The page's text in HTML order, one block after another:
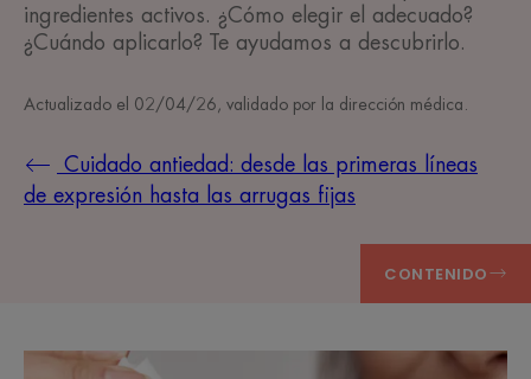
ingredientes activos. ¿Cómo elegir el adecuado?
¿Cuándo aplicarlo? Te ayudamos a descubrirlo.
Actualizado el 02/04/26 , validado por la dirección médica
Cuidado antiedad: desde las primeras líneas
de expresión hasta las arrugas fijas
CONTENIDO